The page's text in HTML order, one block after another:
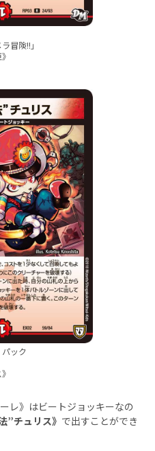
冒険!!」
ック
レ》はビートジョッキーなの
”チュリス》 で出すことができ